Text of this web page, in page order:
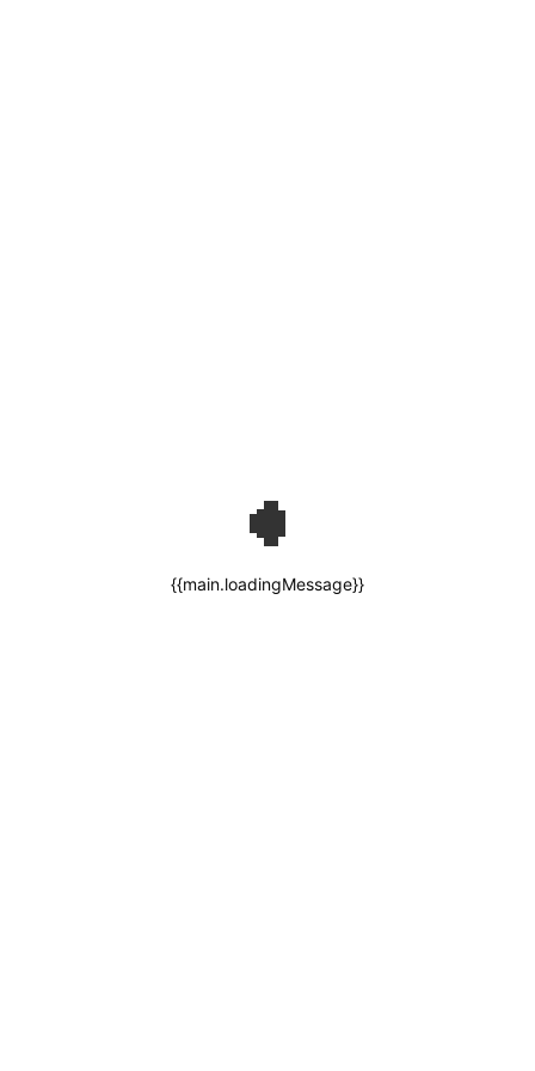
{{main.loadingMessage}}